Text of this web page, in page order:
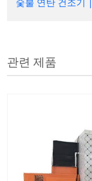
관련 제품